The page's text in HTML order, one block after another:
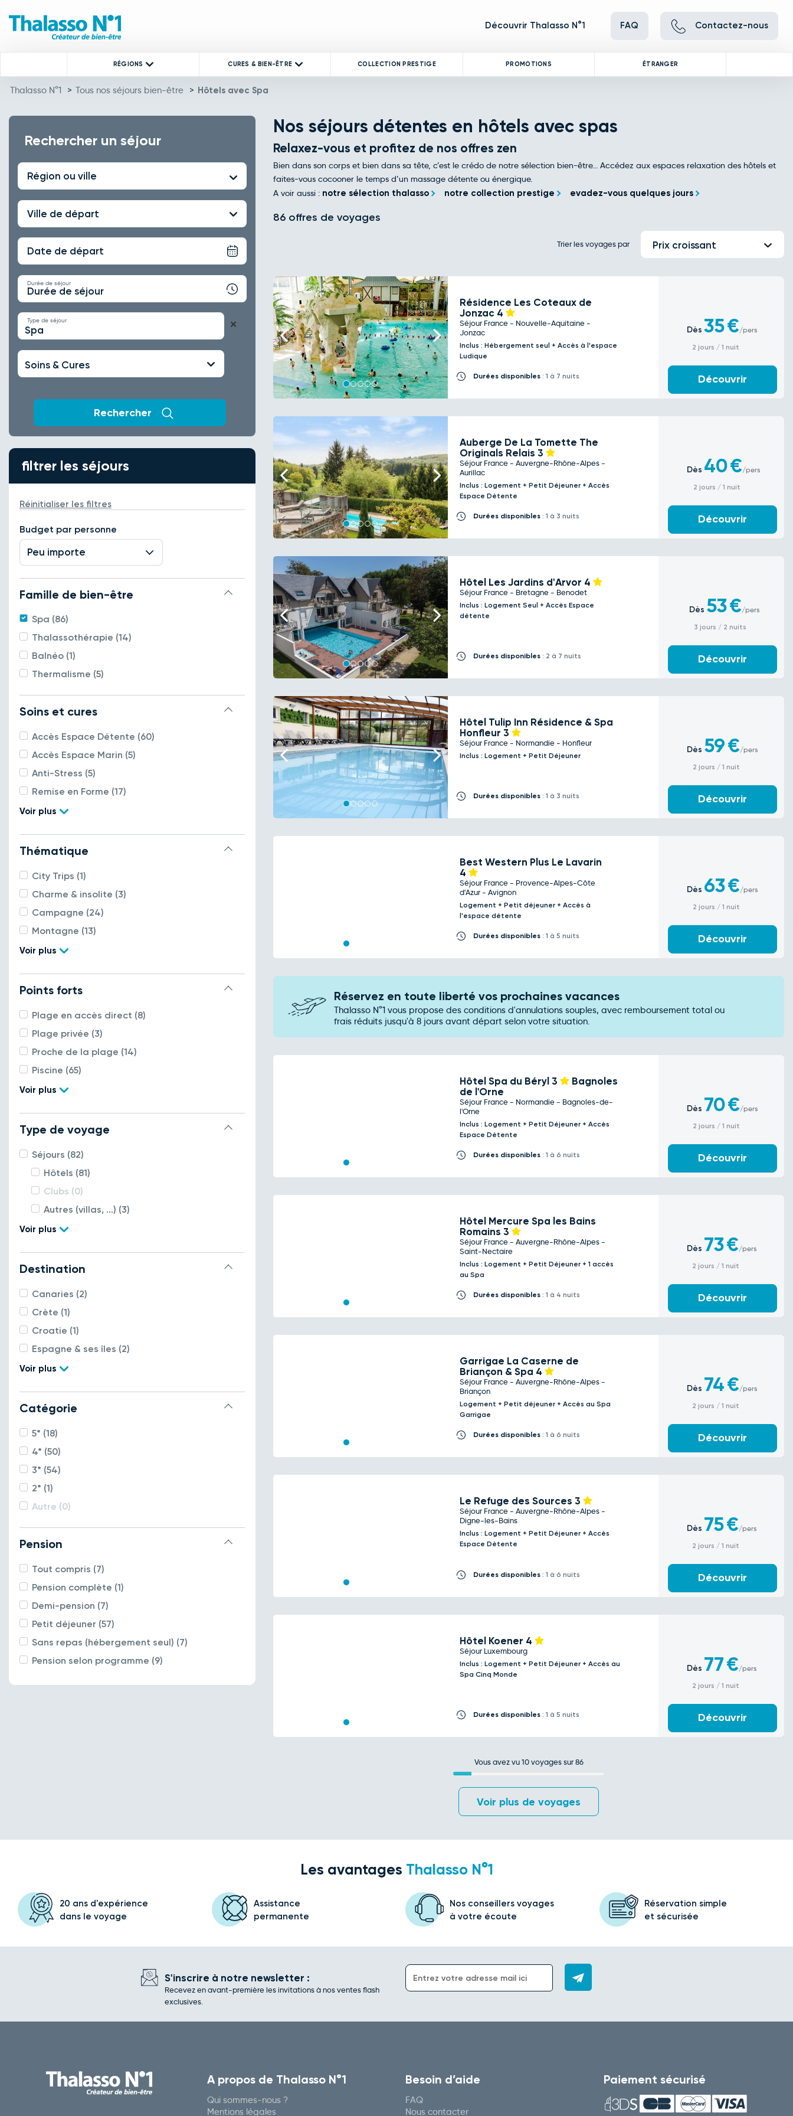
Découvrir Thalasso N°1 FAQ Contactez-nous
RÉGIONS CURES & BIEN-ÊTRE COLLECTION PRESTIGE PROMOTIONS ÉTRANGER
Thalasso N°1 > Tous nos séjours bien-être > Hôtels avec Spa
Rechercher un séjour
Région ou ville
Ville de départ
Durée de séjour
Durée de séjour
Type de séjour
Spa ✕
Soins & Cures
Rechercher
filtrer les séjours
Réinitialiser les filtres
Budget par personne
Peu importe
Famille de bien-être
Spa (86)
Thalassothérapie (14)
Balnéo (1)
Thermalisme (5)
Soins et cures
Accès Espace Détente (60)
Accès Espace Marin (5)
Anti-Stress (5)
Remise en Forme (17)
Voir plus
Thématique
City Trips (1)
Charme & insolite (3)
Campagne (24)
Montagne (13)
Voir plus
Points forts
Plage en accès direct (8)
Plage privée (3)
Proche de la plage (14)
Piscine (65)
Voir plus
Type de voyage
Séjours (82)
Hôtels (81)
Clubs (0)
Autres (villas, ...) (3)
Voir plus
Destination
Canaries (2)
Crète (1)
Croatie (1)
Espagne & ses îles (2)
Voir plus
Catégorie
5* (18)
4* (50)
3* (54)
2* (1)
Autre (0)
Pension
Tout compris (7)
Pension complète (1)
Demi-pension (7)
Petit déjeuner (57)
Sans repas (hébergement seul) (7)
Pension selon programme (9)
Nos séjours détentes en hôtels avec spas
Relaxez-vous et profitez de nos offres zen
Bien dans son corps et bien dans sa tête, c’est le crédo de notre sélection bien-être... Accédez aux espaces relaxation des hôtels et
faites-vous cocooner le temps d’un massage détente ou énergique.
A voir aussi : notre sélection thalasso notre collection prestige evadez-vous quelques jours
86 offres de voyages
Trier les voyages par Prix croissant
Previous Next
Résidence Les Coteaux de
Jonzac 4
Séjour France - Nouvelle-Aquitaine -
Jonzac
Inclus : Hébergement seul + Accès à l'espace
Ludique
Durées disponibles: 1 à 7 nuits
Dès 35€/pers
2 jours / 1 nuit
Découvrir
Previous Next
Auberge De La Tomette The
Originals Relais 3
Séjour France - Auvergne-Rhône-Alpes -
Aurillac
Inclus : Logement + Petit Déjeuner + Accès
Espace Détente
Durées disponibles: 1 à 3 nuits
Dès 40€/pers
2 jours / 1 nuit
Découvrir
Previous Next
Hôtel Les Jardins d'Arvor 4
Séjour France - Bretagne - Benodet
Inclus : Logement Seul + Accès Espace
détente
Durées disponibles: 2 à 7 nuits
Dès 53€/pers
3 jours / 2 nuits
Découvrir
Previous Next
Hôtel Tulip Inn Résidence & Spa
Honfleur 3
Séjour France - Normandie - Honfleur
Inclus : Logement + Petit Déjeuner
Durées disponibles: 1 à 3 nuits
Dès 59€/pers
2 jours / 1 nuit
Découvrir
Next
Best Western Plus Le Lavarin
4
Séjour France - Provence-Alpes-Côte
d'Azur - Avignon
Logement + Petit déjeuner + Accès à
l'espace détente
Durées disponibles: 1 à 5 nuits
Dès 63€/pers
2 jours / 1 nuit
Découvrir
Réservez en toute liberté vos prochaines vacances
Thalasso N°1 vous propose des conditions d'annulations souples, avec remboursement total ou
frais réduits jusqu'à 8 jours avant départ selon votre situation.
Next
Hôtel Spa du Béryl 3
Bagnoles
de l'Orne
Séjour France - Normandie - Bagnoles-de-
l'Orne
Inclus : Logement + Petit Déjeuner + Accès
Espace Détente
Durées disponibles: 1 à 6 nuits
Dès 70€/pers
2 jours / 1 nuit
Découvrir
Next
Hôtel Mercure Spa les Bains
Romains 3
Séjour France - Auvergne-Rhône-Alpes -
Saint-Nectaire
Inclus : Logement + Petit Déjeuner + 1 accès
au Spa
Durées disponibles: 1 à 4 nuits
Dès 73€/pers
2 jours / 1 nuit
Découvrir
Next
Garrigae La Caserne de
Briançon & Spa 4
Séjour France - Auvergne-Rhône-Alpes -
Briançon
Logement + Petit déjeuner + Accès au Spa
Garrigae
Durées disponibles: 1 à 6 nuits
Dès 74€/pers
2 jours / 1 nuit
Découvrir
Next
Le Refuge des Sources 3
Séjour France - Auvergne-Rhône-Alpes -
Digne-les-Bains
Inclus : Logement + Petit Déjeuner + Accès
Espace Détente
Durées disponibles: 1 à 6 nuits
Dès 75€/pers
2 jours / 1 nuit
Découvrir
Next
Hôtel Koener 4
Séjour Luxembourg
Inclus : Logement + Petit Déjeuner + Accès au
Spa Cinq Monde
Durées disponibles: 1 à 5 nuits
Dès 77€/pers
2 jours / 1 nuit
Découvrir
Vous avez vu10voyages sur 86
Voir plus de voyages
Les avantages Thalasso N°1
20 ans d'expérience
dans le voyage
Assistance
permanente
Nos conseillers voyages
à votre écoute
Réservation simple
et sécurisée
S'inscrire à notre newsletter :
Recevez en avant-première les invitations à nos ventes flash
exclusives.
A propos de Thalasso N°1
Qui sommes-nous ?
Mentions légales
Besoin d’aide
FAQ
Nous contacter
Paiement sécurisé